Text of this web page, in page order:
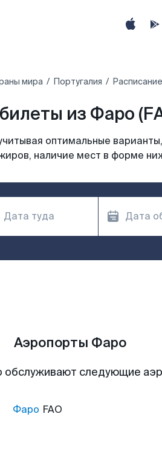
мира Португалия
из Фаро
оптимальные
наличие мест в форме
Аэропорты Фаро
обслуживают следующие
Фаро FAO